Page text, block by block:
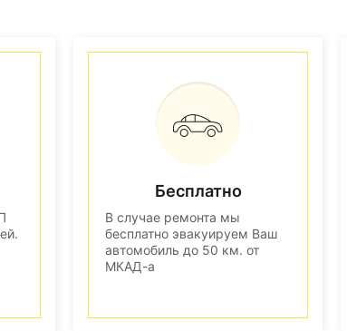
Бесплатно
В случае ремонта мы
бесплатно эвакуируем Ваш
автомобиль до 50 км. от
МКАД-а